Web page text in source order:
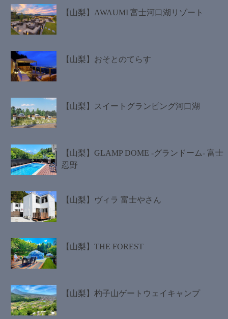
【山梨】AWAUMI 富士河口湖リゾート
【山梨】おそとのてらす
【山梨】スイートグランピング河口湖
【山梨】GLAMP DOME -グランドーム- 富士
忍野
【山梨】ヴィラ 富士やさん
【山梨】THE FOREST
【山梨】杓子山ゲートウェイキャンプ